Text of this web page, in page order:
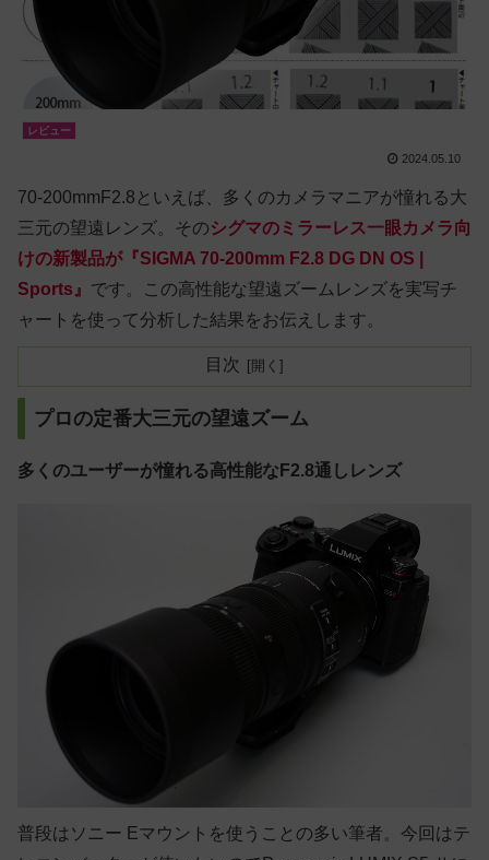
レビュー
2024.05.10
70-200mmF2.8といえば、多くのカメラマニアが憧れる大
三元の望遠レンズ。そのシグマのミラーレス一眼カメラ向
けの新製品が『SIGMA 70-200mm F2.8 DG DN OS |
Sports』 です。この高性能な望遠ズームレンズを実写チ
ャートを使って分析した結果をお伝えします。
目次
プロの定番大三元の望遠ズーム
多くのユーザーが憧れる高性能なF2.8通しレンズ
普段はソニー Eマウントを使うことの多い筆者。今回はテ